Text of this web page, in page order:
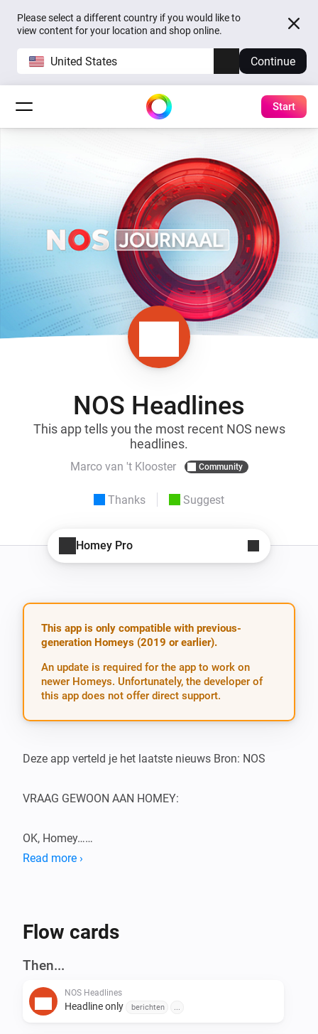
Please select a different country if you would like to
view content for your location and shop online.
United States Continue
Start
NOS Headlines
This app tells you the most recent NOS news
headlines.
Marco van 't Klooster Community
Thanks Suggest
Homey Pro
This app is only compatible with previous-
generation Homeys (2019 or earlier).
An update is required for the app to work on
newer Homeys. Unfortunately, the developer of
this app does not offer direct support.
Deze app verteld je het laatste nieuws Bron: NOS
VRAAG GEWOON AAN HOMEY:
OK, Homey…
-   Het nieuws alsjeblieft
-   Lees het nieuws
OPMERKINGEN:
Read more ›
Flow cards
Then...
NOS Headlines
Headline only berichten